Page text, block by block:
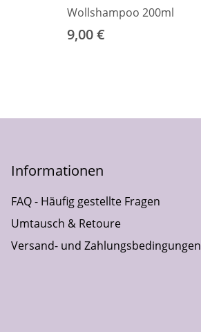
Wollshampoo 200ml
9,00 €
Informationen
FAQ - Häufig gestellte Fragen
Umtausch & Retoure
Versand- und Zahlungsbedingungen